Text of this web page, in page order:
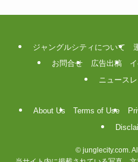
ジャングルシティについて
お問合せ
広告出稿
ニュース
About Us Terms of Use
©junglecity.com.